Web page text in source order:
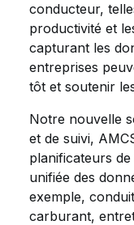
conducteur,
productivité et
capturant les
entreprises
tôt et soutenir
Notre nouvelle
et de suivi,
planificateurs
unifiée des
exemple,
carburant,